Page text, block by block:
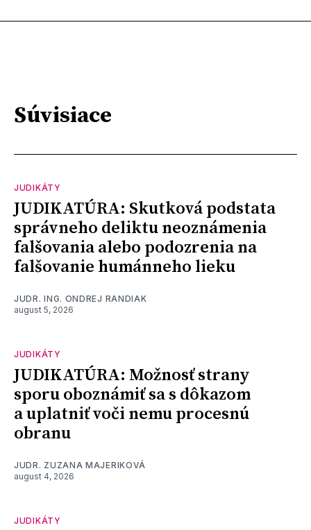
Súvisiace
JUDIKÁTY
JUDIKATÚRA: Skutková podstata
správneho deliktu neoznámenia
falšovania alebo podozrenia na
falšovanie humánneho lieku
JUDR. ING. ONDREJ RANDIAK
august 5, 2026
JUDIKÁTY
JUDIKATÚRA: Možnosť strany
sporu oboznámiť sa s dôkazom
a uplatniť voči nemu procesnú
obranu
JUDR. ZUZANA MAJERIKOVÁ
august 4, 2026
JUDIKÁTY